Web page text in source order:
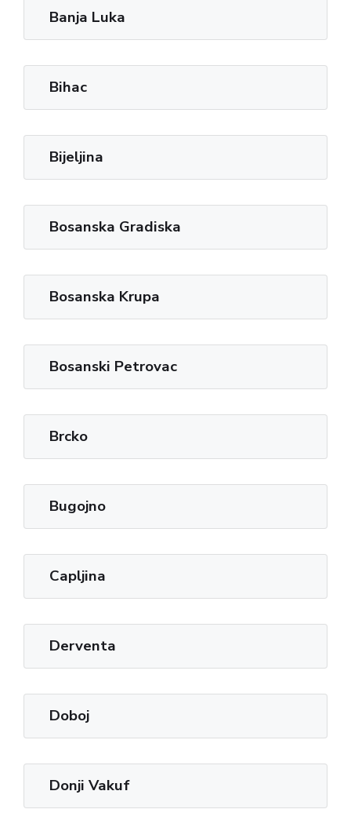
Banja Luka
Bihac
Bijeljina
Bosanska Gradiska
Bosanska Krupa
Bosanski Petrovac
Brcko
Bugojno
Capljina
Derventa
Doboj
Donji Vakuf